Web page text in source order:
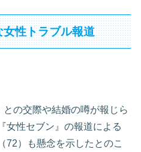
性トラブル報道
の交際や結婚の噂が報じら
女性セブン』の報道による
72）も懸念を示したとのこ